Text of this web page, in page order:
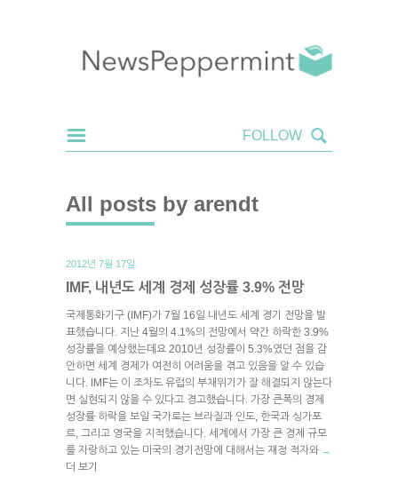
All posts by arendt
2012년 7월 17일.
IMF, 내년도 세계 경제 성장률 3.9% 전망
국제통화기구 (IMF)가 7월 16일 내년도 세계 경기 전망을 발
표했습니다. 지난 4월의 4.1%의 전망에서 약간 하락한 3.9%
성장률을 예상했는데요 2010년 성장률이 5.3%였던 점을 감
안하면 세계 경제가 여전히 어려움을 겪고 있음을 알 수 있습
니다. IMF는 이 조차도 유럽의 부채위기가 잘 해결되지 않는다
면 실현되지 않을 수 있다고 경고했습니다. 가장 큰폭의 경제
성장률 하락을 보일 국가로는 브라질과 인도, 한국과 싱가포
르, 그리고 영국을 지적했습니다. 세계에서 가장 큰 경제 규모
를 자랑하고 있는 미국의 경기전망에 대해서는 재정 적자와 →
더 보기